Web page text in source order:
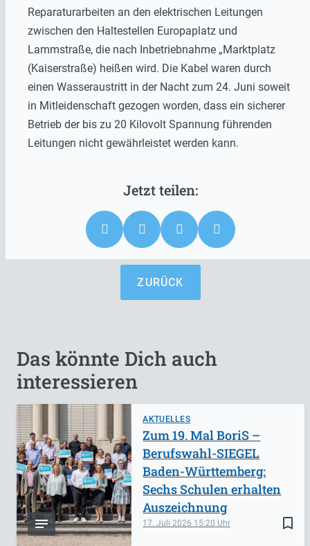
Reparaturarbeiten an den elektrischen Leitungen
zwischen den Haltestellen Europaplatz und
Lammstraße, die nach Inbetriebnahme „Marktplatz
(Kaiserstraße) heißen wird. Die Kabel waren durch
einen Wasseraustritt in der Nacht zum 24. Juni soweit
in Mitleidenschaft gezogen worden, dass ein sicherer
Betrieb der bis zu 20 Kilovolt Spannung führenden
Leitungen nicht gewährleistet werden kann.
ZURÜCK
Das könnte Dich auch
interessieren
AKTUELLES
bookmark_border
17. Juli 2026 15:20
Zum 19. Mal BoriS –
Berufswahl-SIEGEL
Baden-Württemberg:
Sechs Schulen erhalten
Auszeichnung